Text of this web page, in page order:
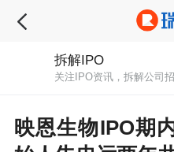
拆解IPO
关注IPO资讯，拆解公司招
映恩生物IPO期